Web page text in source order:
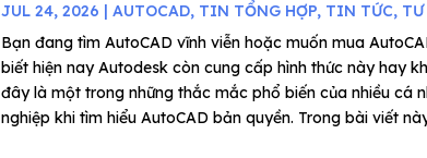
JUL 24, 2026 | AUTOCAD, TIN TỔNG HỢP, TIN TỨC,
Bạn đang tìm AutoCAD vĩnh viễn hoặc muốn mua
biết hiện nay Autodesk còn cung cấp hình thức này hay
đây là một trong những thắc mắc phổ biến của nhiều cá
nghiệp khi tìm hiểu AutoCAD bản quyền. Trong bài viết